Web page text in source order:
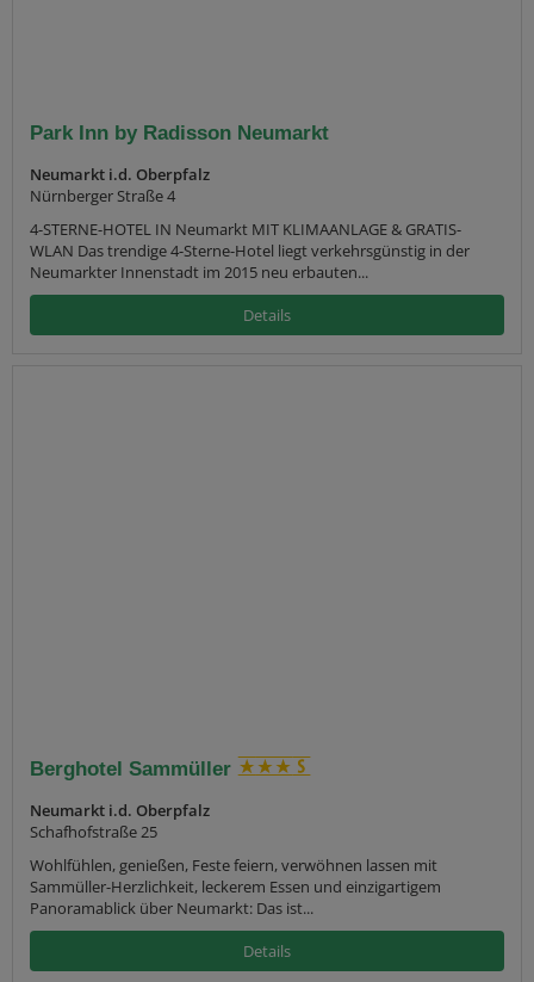
Park Inn by Radisson Neumarkt
Neumarkt i.d. Oberpfalz
Nürnberger Straße 4
4-STERNE-HOTEL IN Neumarkt MIT KLIMAANLAGE & GRATIS-
WLAN Das trendige 4-Sterne-Hotel liegt verkehrsgünstig in der
Neumarkter Innenstadt im 2015 neu erbauten...
Details
Berghotel Sammüller
Neumarkt i.d. Oberpfalz
Schafhofstraße 25
Wohlfühlen, genießen, Feste feiern, verwöhnen lassen mit
Sammüller-Herzlichkeit, leckerem Essen und einzigartigem
Panoramablick über Neumarkt: Das ist...
Details